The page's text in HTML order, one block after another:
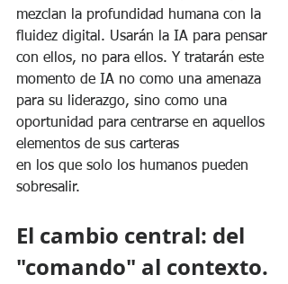
mezclan la profundidad humana con la
fluidez digital. Usarán la IA para pensar
con ellos, no para ellos. Y tratarán este
momento de IA no como una amenaza
para su liderazgo, sino como una
oportunidad para centrarse en aquellos
elementos de sus carteras
en los que solo los humanos pueden
sobresalir.
El cambio central: del
"comando" al contexto.